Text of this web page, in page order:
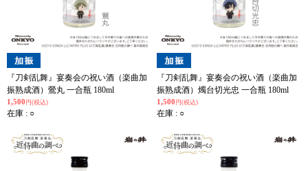
『刀剣乱舞』宴奏会の祝い酒（楽曲加
振熟成酒）鶯丸 一合瓶 180ml
1,500 円(税込)
在庫 : ○
『刀剣乱舞』宴奏会の祝い酒（楽曲加
振熟成酒）燭台切光忠 一合瓶 180ml
1,500 円(税込)
在庫 : ○